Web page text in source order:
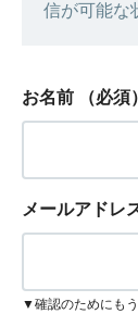
信が可能な
お名前 （必須）
メールアドレ
▼確認のためにも